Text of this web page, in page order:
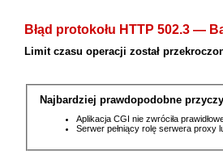
Błąd protokołu HTTP 502.3 —
Limit czasu operacji został
Najbardziej prawdopodobne
Aplikacja CGI nie zwróciła
Serwer pełniący rolę serwera proxy